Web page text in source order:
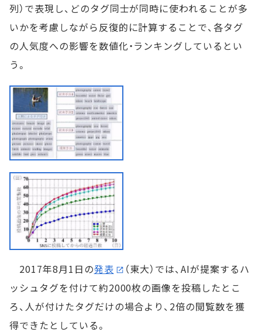
列）で表現し、どのタグ同士が同時に使われることが多
いかを考慮しながら反復的に計算することで、各タグ
の人気度への影響を数値化・ランキングしているとい
う。
2017年8月1日の発表
（東大）では、AIが提案するハ
ッシュタグを付けて約2000枚の画像を投稿したとこ
ろ、人が付けたタグだけの場合より、2倍の閲覧数を獲
得できたとしている。